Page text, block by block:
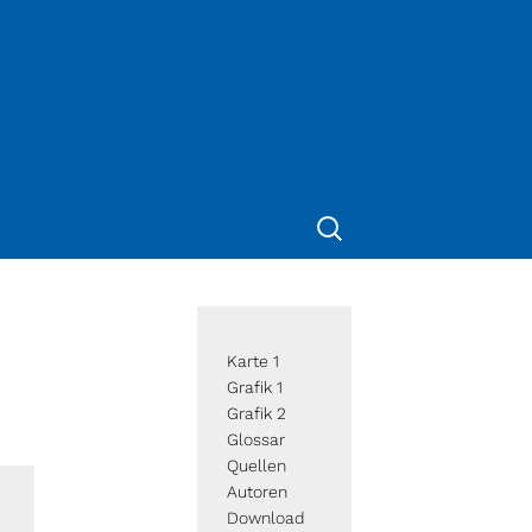
Suche
nach:
Karte 1
Grafik 1
Grafik 2
Glossar
Quellen
Autoren
Download